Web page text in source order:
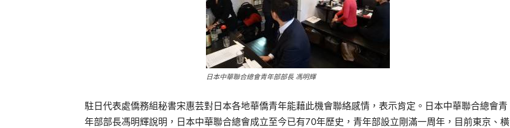
日本中華聯合總會青年部部長 馮明輝
駐日代表處僑務組秘書宋惠芸對日本各地華僑青年能藉此機會聯絡感情，表示肯定。日本中華聯合總會青
年部部長馮明輝說明，日本中華聯合總會成立至今已有70年歷史，青年部設立剛滿一周年，目前東京、橫